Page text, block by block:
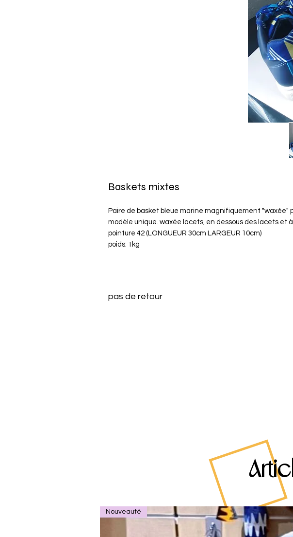
Baskets mixtes
Paire de basket bleue marine magnifiquement "waxée"
modèle unique. waxée lacets, en dessous des lacets et
pointure 42 (LONGUEUR 30cm LARGEUR 10cm)
poids: 1kg
pas de retour
Nouveauté